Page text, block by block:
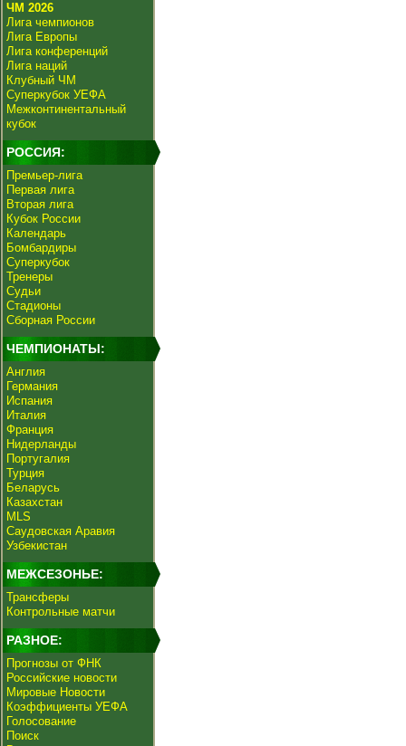
ЧМ 2026
Лига чемпионов
Лига Европы
Лига конференций
Лига наций
Клубный ЧМ
Суперкубок УЕФА
Межконтинентальный
кубок
РОССИЯ:
Премьер-лига
Первая лига
Вторая лига
Кубок России
Календарь
Бомбардиры
Суперкубок
Тренеры
Судьи
Стадионы
Сборная России
ЧЕМПИОНАТЫ:
Англия
Германия
Испания
Италия
Франция
Нидерланды
Португалия
Турция
Беларусь
Казахстан
MLS
Саудовская Аравия
Узбекистан
МЕЖСЕЗОНЬЕ:
Трансферы
Контрольные матчи
РАЗНОЕ:
Прогнозы от ФНК
Российские новости
Мировые Новости
Коэффициенты УЕФА
Голосование
Поиск